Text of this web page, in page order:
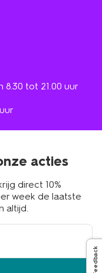
tot 21.00 uur
acties
direct 10%
week de laatste
altijd.
Feedback